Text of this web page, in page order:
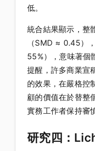
低。
統合結果顯示，整
（SMD ≈ 0.45）
55%），意味著個
提醒，許多商業宣
的效果，在嚴格控
顧的價值在於替整
實務工作者保持審
研究四：